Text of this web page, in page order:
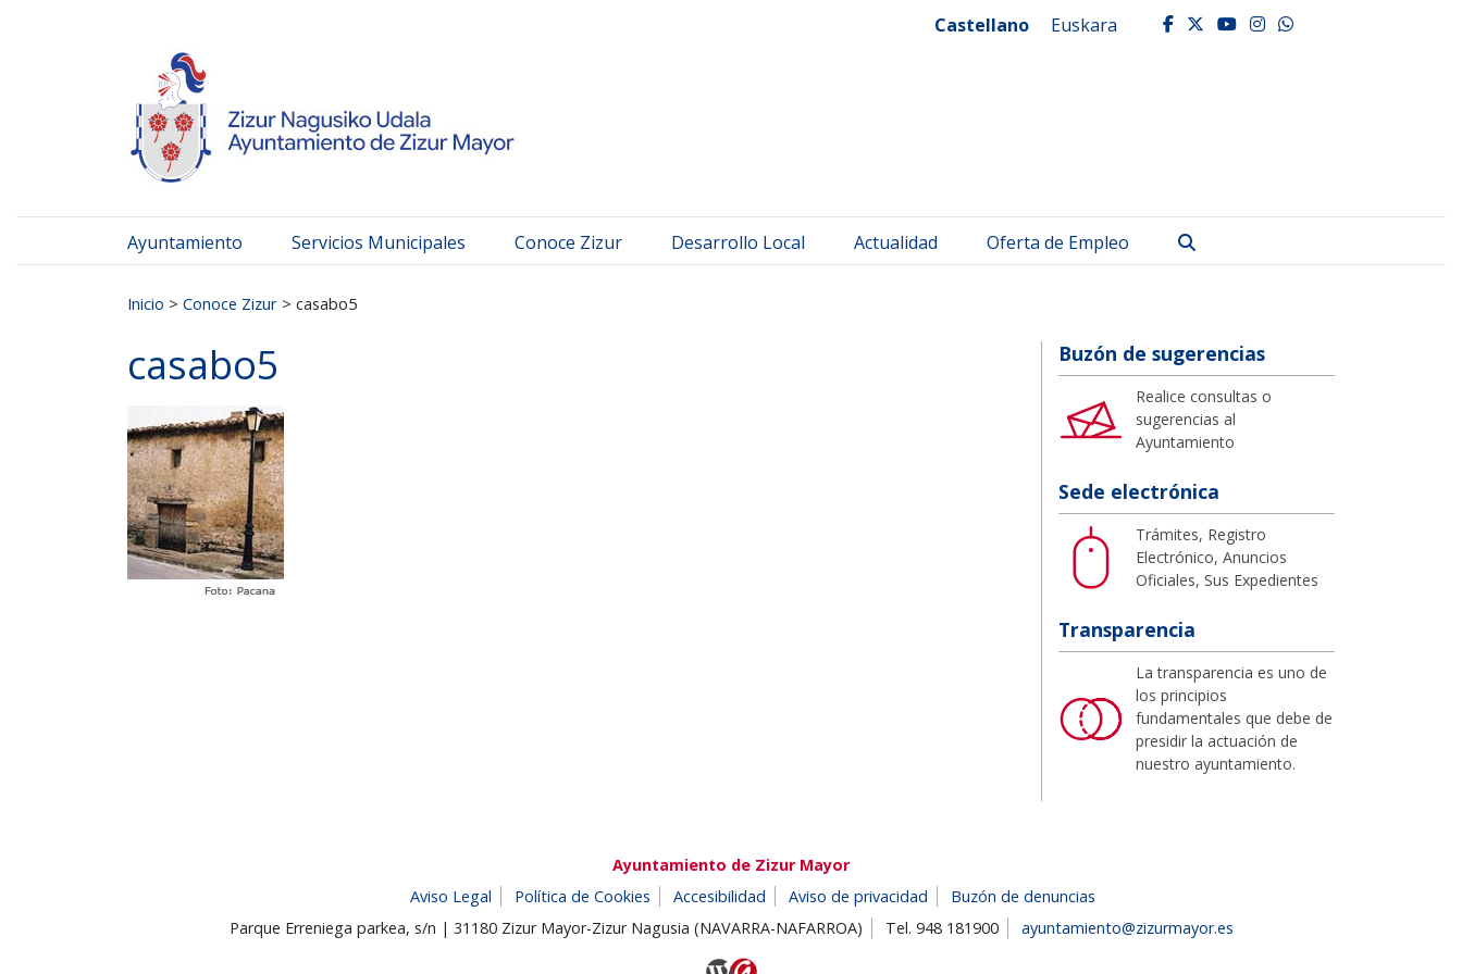
Castellano Euskara facebook
twitter
youtube
instagram
whatsapp
Ayuntamiento Servicios Municipales Conoce Zizur Desarrollo Local Actualidad Oferta de Empleo
Inicio > Conoce Zizur > casabo5
casabo5 Buzón de sugerencias
Realice consultas o
sugerencias al
Ayuntamiento
Sede electrónica
Trámites, Registro
Electrónico, Anuncios
Oficiales, Sus Expedientes
Transparencia
La transparencia es uno de
los principios
fundamentales que debe de
presidir la actuación de
nuestro ayuntamiento.
Ayuntamiento de Zizur Mayor
Aviso Legal
Política de Cookies Accesibilidad Aviso de privacidad
Buzón de denuncias
Parque Erreniega parkea, s/n | 31180 Zizur Mayor-Zizur Nagusia (NAVARRA-NAFARROA)
Tel. 948 181900 ayuntamiento@zizurmayor.es